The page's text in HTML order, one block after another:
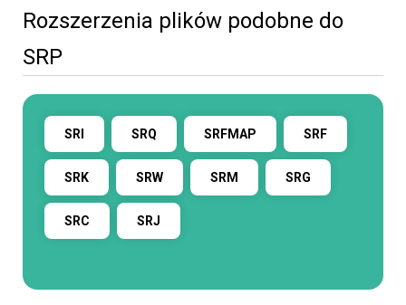
Rozszerzenia plików podobne do
SRP
SRI SRQ SRFMAP SRF
SRK SRW SRM SRG
SRC SRJ